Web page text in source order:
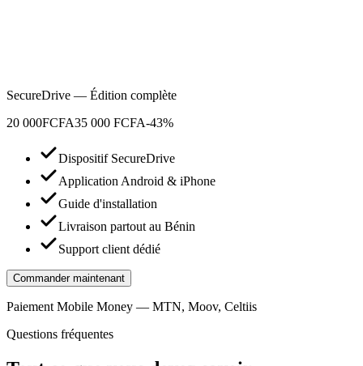
SecureDrive — Édition complète
20 000FCFA35 000 FCFA-43%
Dispositif SecureDrive
Application Android & iPhone
Guide d'installation
Livraison partout au Bénin
Support client dédié
Commander maintenant
Paiement Mobile Money — MTN, Moov, Celtiis
Questions fréquentes